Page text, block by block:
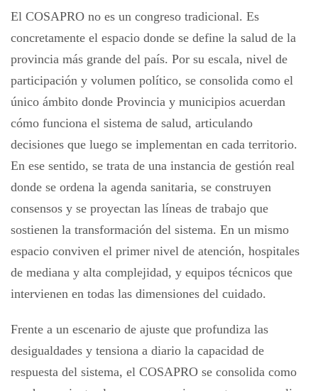
El COSAPRO no es un congreso tradicional. Es
concretamente el espacio donde se define la salud de la
provincia más grande del país. Por su escala, nivel de
participación y volumen político, se consolida como el
único ámbito donde Provincia y municipios acuerdan
cómo funciona el sistema de salud, articulando
decisiones que luego se implementan en cada territorio.
En ese sentido, se trata de una instancia de gestión real
donde se ordena la agenda sanitaria, se construyen
consensos y se proyectan las líneas de trabajo que
sostienen la transformación del sistema. En un mismo
espacio conviven el primer nivel de atención, hospitales
de mediana y alta complejidad, y equipos técnicos que
intervienen en todas las dimensiones del cuidado.
Frente a un escenario de ajuste que profundiza las
desigualdades y tensiona a diario la capacidad de
respuesta del sistema, el COSAPRO se consolida como